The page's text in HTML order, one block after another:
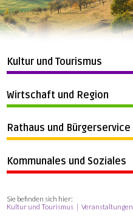
Kultur und Tourismus
Wirtschaft und Region
Rathaus und Bürgerservice
Kommunales und Soziales
Sie befinden sich hier:
Kultur und Tourismus
Veranstaltungen